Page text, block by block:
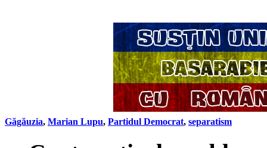
Găgăuzia, Marian Lupu, Partidul Democrat, separatism